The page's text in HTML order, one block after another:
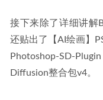
接下来除了详细讲解
还贴出了【AI绘画】
Photoshop-SD-
Diffusion整合包v4。